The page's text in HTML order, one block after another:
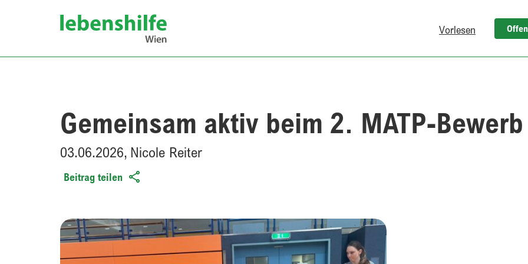
Lebenshilfe Wien
Vorlesen
Gemeinsam aktiv beim 2. MATP-Bewerb
03.06.2026, Nicole Reiter
https://www.lebenshilfe.wien/gemeinsam-aktiv-beim-2-matp-bewerb/ Gemeinsam aktiv beim 2. MATP-Bewerb
Beitrag teilen